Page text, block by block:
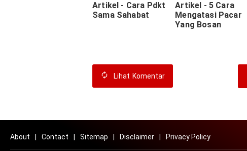
Artikel - Cara Pdkt
Sama Sahabat
Artikel - 5 Cara
Mengatasi Pacar
Yang Bosan
Lihat Komentar
About Contact Sitemap Disclaimer Privacy Policy